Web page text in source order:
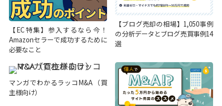
【EC特集】参入するなら今！
Amazonセラーで成功するために
必要なこと
【ブログ売却の相場】1,050事例
の分析データとブログ売買事例14
選
マンガでわかるラッコM&A（買
主様向け）